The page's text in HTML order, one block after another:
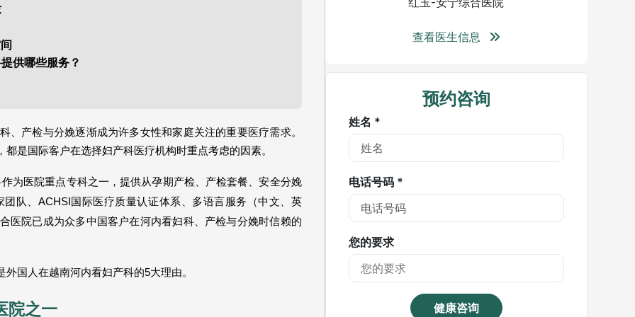
供哪些服务？
产检与分娩逐渐成为许多女性和家庭关注的重要医疗需求。
是国际客户在选择妇产科医疗机构时重点考虑的因素。
为医院重点专科之一，提供从孕期产检、产检套餐、安全分娩
队、ACHSI国际医疗质量认证体系、多语言服务（中文、英
医院已成为众多中国客户在河内看妇科、产检与分娩时信赖的
国人在越南河内看妇产科的5大理由。
院之一
查看医生信息
预约咨询
姓名 *
电话号码 *
您的要求
健康咨询